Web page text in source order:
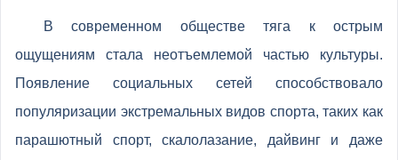
В современном обществе тяга к острым
ощущениям стала неотъемлемой частью культуры.
Появление социальных сетей способствовало
популяризации экстремальных видов спорта, таких как
парашютный спорт, скалолазание, дайвинг и даже